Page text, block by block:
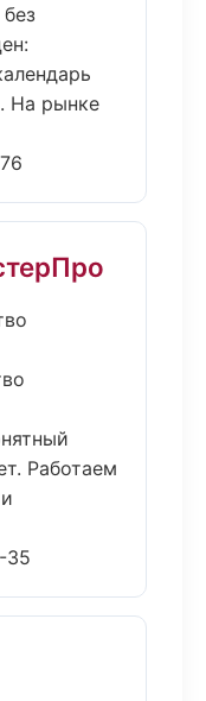
На рынке
Работаем
35